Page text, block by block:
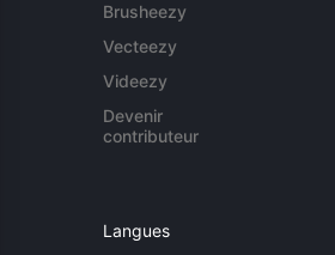
Brusheezy
Vecteezy
Videezy
Devenir
contributeur
Langues